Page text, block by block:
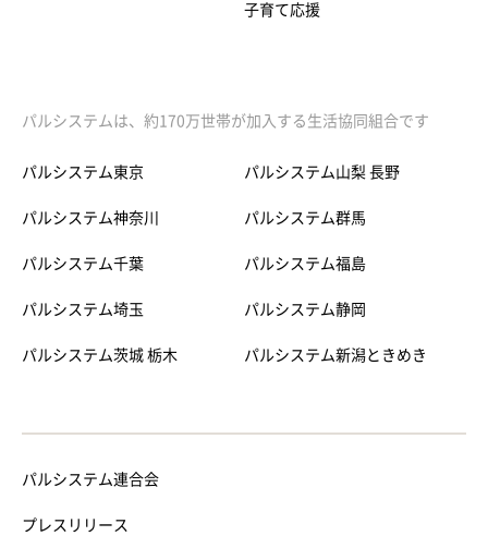
子育て応援
パルシステムは、約170万世帯が加入する生活協同組合です
パルシステム東京
パルシステム神奈川
パルシステム千葉
パルシステム埼玉
パルシステム茨城 栃木
パルシステム山梨 長野
パルシステム群馬
パルシステム福島
パルシステム静岡
パルシステム新潟ときめき
パルシステム連合会
プレスリリース